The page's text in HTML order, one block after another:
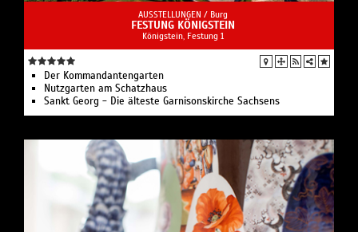
AUSSTELLUNGEN / Burg
FESTUNG KÖNIGSTEIN
Königstein, Festung 1
Der Kommandantengarten
Nutzgarten am Schatzhaus
Sankt Georg - Die älteste Garnisonskirche Sachsens